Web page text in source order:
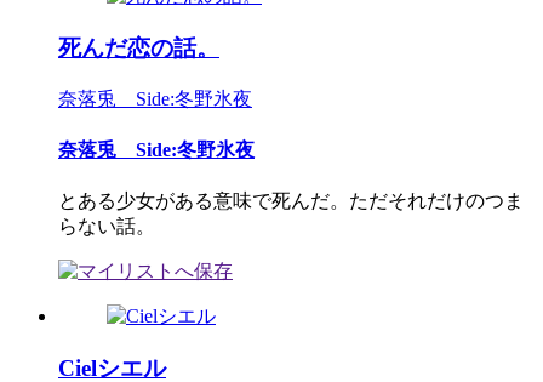
死んだ恋の話。
奈落兎 Side:冬野氷夜
奈落兎 Side:冬野氷夜
とある少女がある意味で死んだ。ただそれだけのつま
らない話。
Cielシエル